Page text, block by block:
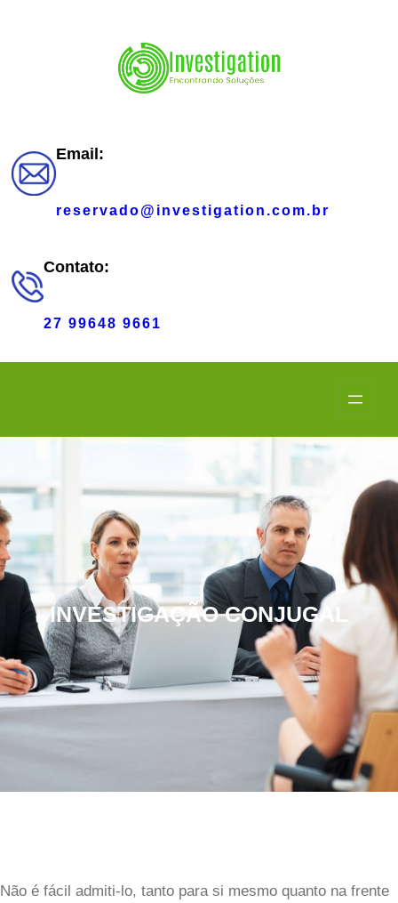
Email:
reservado@investigation.com.br
Contato:
27 99648 9661
INVESTIGAÇÃO CONJUGAL
Não é fácil admiti-lo, tanto para si mesmo quanto na frente